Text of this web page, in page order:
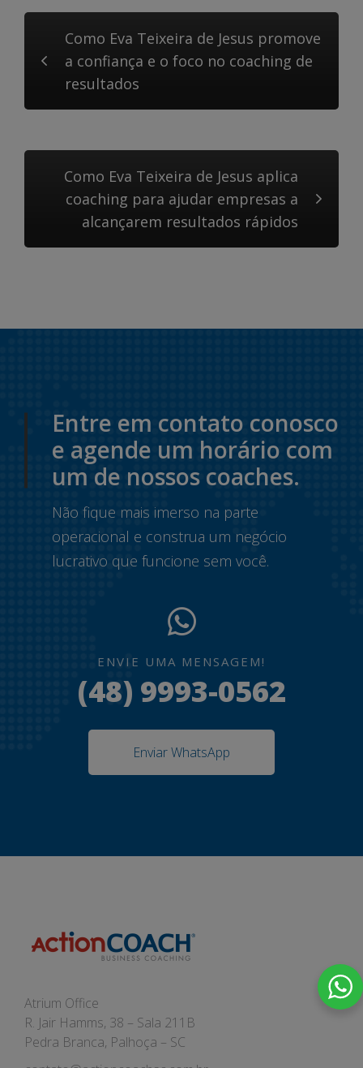
Como Eva Teixeira de Jesus promove
a confiança e o foco no coaching de
resultados
Como Eva Teixeira de Jesus aplica
coaching para ajudar empresas a
alcançarem resultados rápidos
Entre em contato conosco
e agende um horário com
um de nossos coaches.
Não fique mais imerso na parte
operacional e construa um negócio
lucrativo que funcione sem você.
ENVIE UMA MENSAGEM!
(48) 9993-0562
Enviar WhatsApp
Atrium Office
R. Jair Hamms, 38 – Sala 211B
Pedra Branca, Palhoça – SC